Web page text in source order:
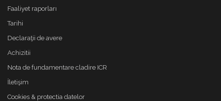
Faaliyet raporları
Tarihi
Declaraţii de avere
Achizitii
Nota de fundamentare cladire ICR
İletişim
Cookies & protectia datelor